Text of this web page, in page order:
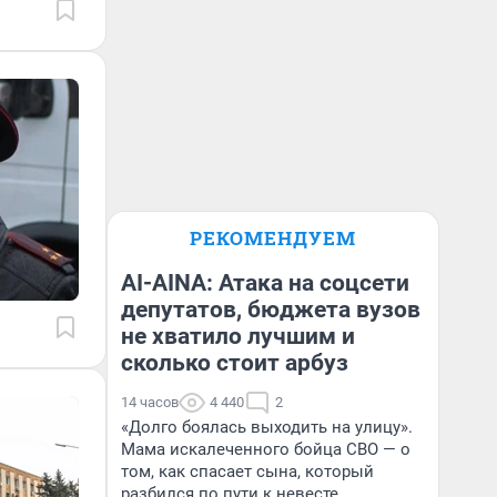
РЕКОМЕНДУЕМ
AI-AINA: Атака на соцсети
депутатов, бюджета вузов
не хватило лучшим и
сколько стоит арбуз
14 часов 4 440 2
«Долго боялась выходить на улицу».
Мама искалеченного бойца СВО — о
том, как спасает сына, который